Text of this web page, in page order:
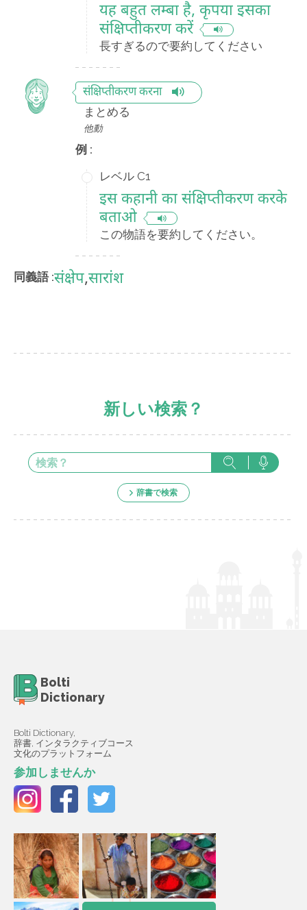
यह बहुत लम्बा है, कृपया इसका
संक्षिप्तीकरण करें
長すぎるので要約してください
संक्षिप्तीकरण करना
まとめる
他動
例 :
レベル C1
इस कहानी का संक्षिप्तीकरण करके
बताओ
この物語を要約してください。
同義語 :संक्षेप,सारांश
新しい検索？
辞書で検索
Bolti
Dictionary
Bolti Dictionary,
辞書, インタラクティブコース
文化のプラットフォーム
参加しませんか